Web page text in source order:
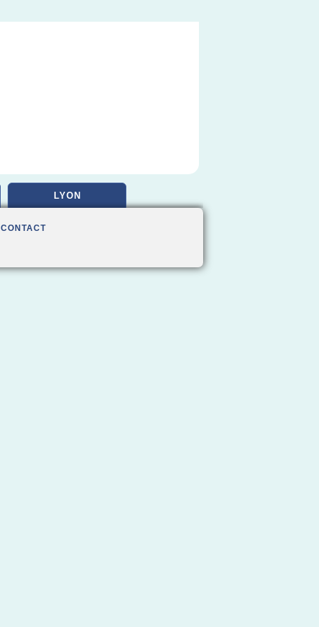
LYON
CONTACT